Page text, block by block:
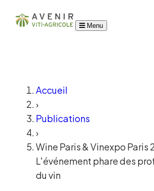
Menu
Accueil
›
Publications
›
Wine Paris & Vinexpo Paris
L'événement phare des
du vin